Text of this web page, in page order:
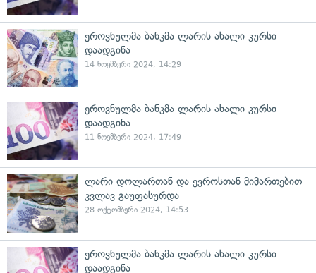
ეროვნულმა ბანკმა ლარის ახალი კურსი
დაადგინა
14 ნოემბერი 2024, 14:29
ეროვნულმა ბანკმა ლარის ახალი კურსი
დაადგინა
11 ნოემბერი 2024, 17:49
ლარი დოლართან და ევროსთან მიმართებით
კვლავ გაუფასურდა
28 ოქტომბერი 2024, 14:53
ეროვნულმა ბანკმა ლარის ახალი კურსი
დაადგინა